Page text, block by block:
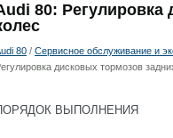
80: Регулировка
80 / Сервисное обслуживание и
дисковых тормозов
ВЫПОЛНЕНИЯ